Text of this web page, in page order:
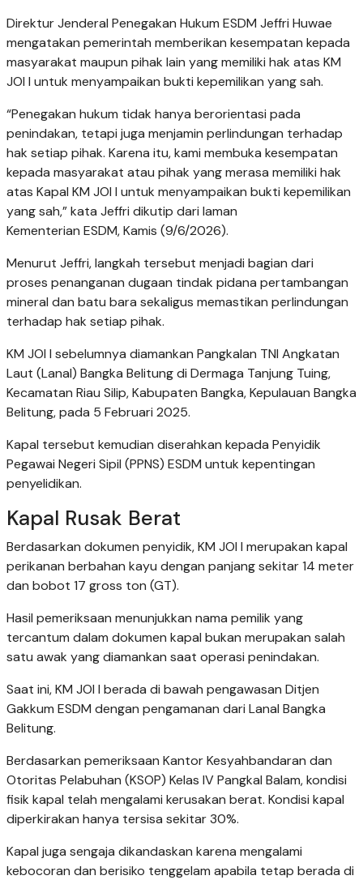
Direktur Jenderal Penegakan Hukum ESDM Jeffri Huwae
mengatakan pemerintah memberikan kesempatan kepada
masyarakat maupun pihak lain yang memiliki hak atas KM
JOI I untuk menyampaikan bukti kepemilikan yang sah.
“Penegakan hukum tidak hanya berorientasi pada
penindakan, tetapi juga menjamin perlindungan terhadap
hak setiap pihak. Karena itu, kami membuka kesempatan
kepada masyarakat atau pihak yang merasa memiliki hak
atas Kapal KM JOI I untuk menyampaikan bukti kepemilikan
yang sah,” kata Jeffri dikutip dari laman
Kementerian ESDM, Kamis (9/6/2026).
Menurut Jeffri, langkah tersebut menjadi bagian dari
proses penanganan dugaan tindak pidana pertambangan
mineral dan batu bara sekaligus memastikan perlindungan
terhadap hak setiap pihak.
KM JOI I sebelumnya diamankan Pangkalan TNI Angkatan
Laut (Lanal) Bangka Belitung di Dermaga Tanjung Tuing,
Kecamatan Riau Silip, Kabupaten Bangka, Kepulauan Bangka
Belitung, pada 5 Februari 2025.
Kapal tersebut kemudian diserahkan kepada Penyidik
Pegawai Negeri Sipil (PPNS) ESDM untuk kepentingan
penyelidikan.
Kapal Rusak Berat
Berdasarkan dokumen penyidik, KM JOI I merupakan kapal
perikanan berbahan kayu dengan panjang sekitar 14 meter
dan bobot 17 gross ton (GT).
Hasil pemeriksaan menunjukkan nama pemilik yang
tercantum dalam dokumen kapal bukan merupakan salah
satu awak yang diamankan saat operasi penindakan.
Saat ini, KM JOI I berada di bawah pengawasan Ditjen
Gakkum ESDM dengan pengamanan dari Lanal Bangka
Belitung.
Berdasarkan pemeriksaan Kantor Kesyahbandaran dan
Otoritas Pelabuhan (KSOP) Kelas IV Pangkal Balam, kondisi
fisik kapal telah mengalami kerusakan berat. Kondisi kapal
diperkirakan hanya tersisa sekitar 30%.
Kapal juga sengaja dikandaskan karena mengalami
kebocoran dan berisiko tenggelam apabila tetap berada di